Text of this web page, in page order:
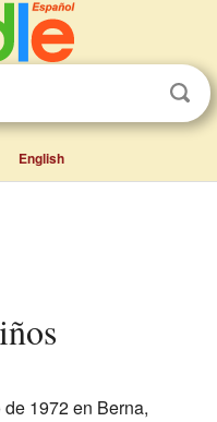
English
1972 en Berna,